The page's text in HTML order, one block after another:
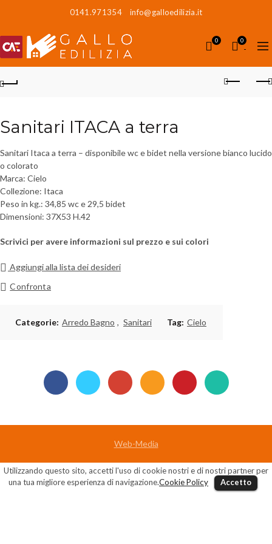
0141.971354 info@galloedilizia.it
0 0
Sanitari ITACA a terra
Sanitari Itaca a terra – disponibile wc e bidet nella versione bianco lucido
o colorato
Marca: Cielo
Collezione: Itaca
Peso in kg.: 34,85 wc e 29,5 bidet
Dimensioni: 37X53 H.42
Scrivici per avere informazioni sul prezzo e sui colori
Aggiungi alla lista dei desideri
Confronta
Categorie: Arredo Bagno , Sanitari Tag: Cielo
Web-Media
Utilizzando questo sito, accetti l'uso di cookie nostri e di nostri partner per
una tua migliore esperienza di navigazione.Cookie Policy Accetto